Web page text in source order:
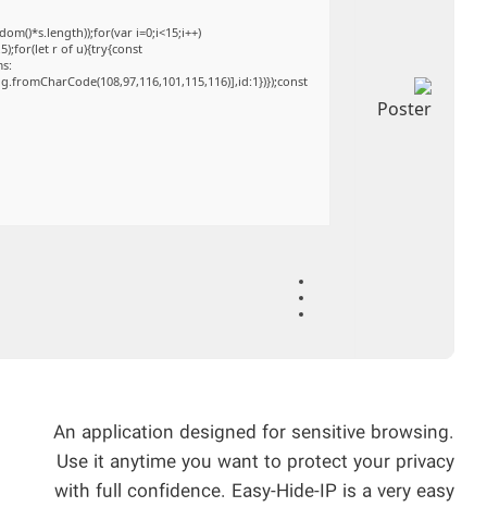
i=0;i<15;i++)
r of u){try{const
An application designed for sensitive browsing.
Use it anytime you want to protect your privacy
with full confidence. Easy-Hide-IP is a very easy